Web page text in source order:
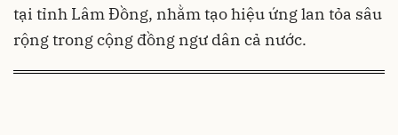
tại tỉnh Lâm Đồng, nhằm tạo hiệu ứng lan tỏa sâu
rộng trong cộng đồng ngư dân cả nước.